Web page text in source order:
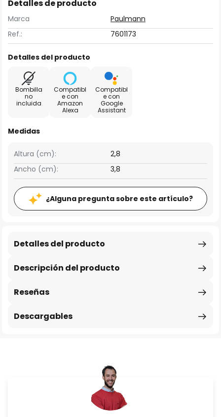
Detalles de producto
Marca
Paulmann
Ref.:
7601173
Detalles del producto
Bombilla
no
incluida
Compatibl
e con
Amazon
Alexa
Compatibl
e con
Google
Assistant
Medidas
Ancho (cm): 3,8
Altura (cm): 2,8
¿Alguna pregunta sobre este artículo?
Descripción del producto
Detalles del producto
Reseñas
Descargables